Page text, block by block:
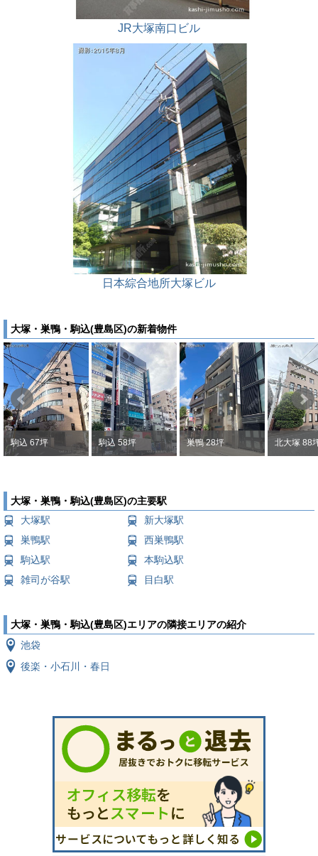
JR大塚南口ビル
日本綜合地所大塚ビル
大塚・巣鴨・駒込(豊島区)の新着物件
駒込 67坪 駒込 58坪 巣鴨 28坪 北大塚 88
大塚・巣鴨・駒込(豊島区)の主要駅
大塚駅
新大塚駅
巣鴨駅
西巣鴨駅
駒込駅
本駒込駅
雑司が谷駅
目白駅
大塚・巣鴨・駒込(豊島区)エリアの隣接エリアの紹介
池袋
後楽・小石川・春日